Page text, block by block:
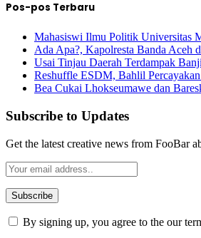
Pos-pos Terbaru
Mahasiswi Ilmu Politik Universitas
Ada Apa?, Kapolresta Banda Aceh
Usai Tinjau Daerah Terdampak
Reshuffle ESDM, Bahlil
Bea Cukai Lhokseumawe dan
Subscribe to Updates
Get the latest creative news from FooBar
By signing up, you agree to the our